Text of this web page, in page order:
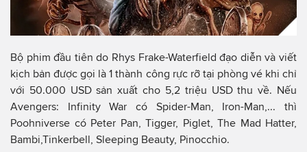
Bộ phim đầu tiên do Rhys Frake-Waterfield đạo diễn và viết
kịch bản được gọi là 1 thành công rực rỡ tại phòng vé khi chỉ
với 50.000 USD sản xuất cho 5,2 triệu USD thu về. Nếu
Avengers: Infinity War có Spider-Man, Iron-Man,... thì
Poohniverse có Peter Pan, Tigger, Piglet, The Mad Hatter,
Bambi,Tinkerbell, Sleeping Beauty, Pinocchio.